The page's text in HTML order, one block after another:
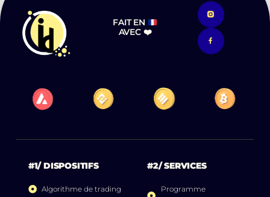
FAIT EN
AVEC ❤️
#1/ DISPOSITIFS
Algorithme de trading
#2/ SERVICES
Programme